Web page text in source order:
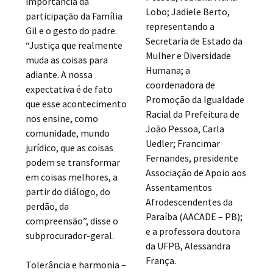
participação da Família
Gil e o gesto do padre.
“Justiça que realmente
muda as coisas para
adiante. A nossa
expectativa é de fato
que esse acontecimento
nos ensine, como
comunidade, mundo
jurídico, que as coisas
podem se transformar
em coisas melhores, a
partir do diálogo, do
perdão, da
compreensão”, disse o
subprocurador-geral.
Tolerância e harmonia –
Lobo; Jadiele Berto,
representando a
Secretaria de Estado da
Mulher e Diversidade
Humana; a
coordenadora de
Promoção da Igualdade
Racial da Prefeitura de
João Pessoa, Carla
Uedler; Francimar
Fernandes, presidente
Associação de Apoio aos
Assentamentos
Afrodescendentes da
Paraíba (AACADE – PB);
e a professora doutora
da UFPB, Alessandra
França.